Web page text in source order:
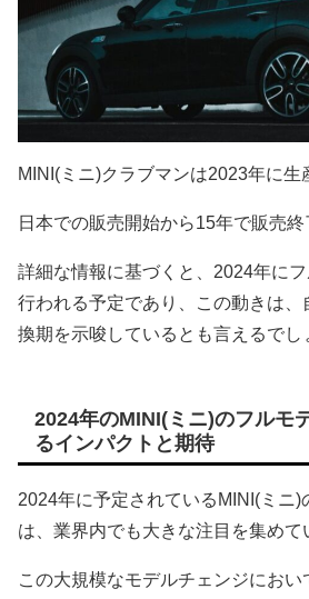
MINI(ミニ)クラブマンは2023年に生
日本での販売開始から15年で販売終
詳細な情報に基づくと、2024年に
行われる予定であり、この動きは
換期を示唆しているとも言えるでし
2024年のMINI(ミニ)のフルモ
るインパクトと期待
2024年に予定されているMINI(ミニ)
は、業界内でも大きな注目を集めて
この大規模なモデルチェンジにおい